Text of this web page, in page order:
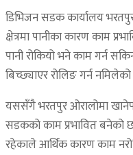
डिभिजन सडक कार्यालय
क्षेत्रमा पानीका कारण काम
पानी रोकियो भने काम गर्न
बिच्छ्याएर रोलिङ गर्न
यससँगै भरतपुर ओरालोमा
सडकको काम प्रभावित बनेको
रहेकाले आर्थिक कारण काम